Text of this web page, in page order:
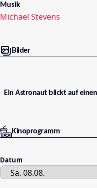
Musik
Michael Stevens
Bilder
Ein Astronaut blickt auf
Kinoprogramm
Datum